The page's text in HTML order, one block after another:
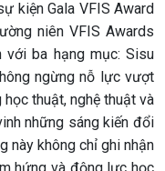
kiện Gala VFIS Award
niên VFIS Awards
ba hạng mục: Sisu
ngừng nỗ lực vượt
thuật, nghệ thuật và
những sáng kiến đổi
này không chỉ ghi nhận